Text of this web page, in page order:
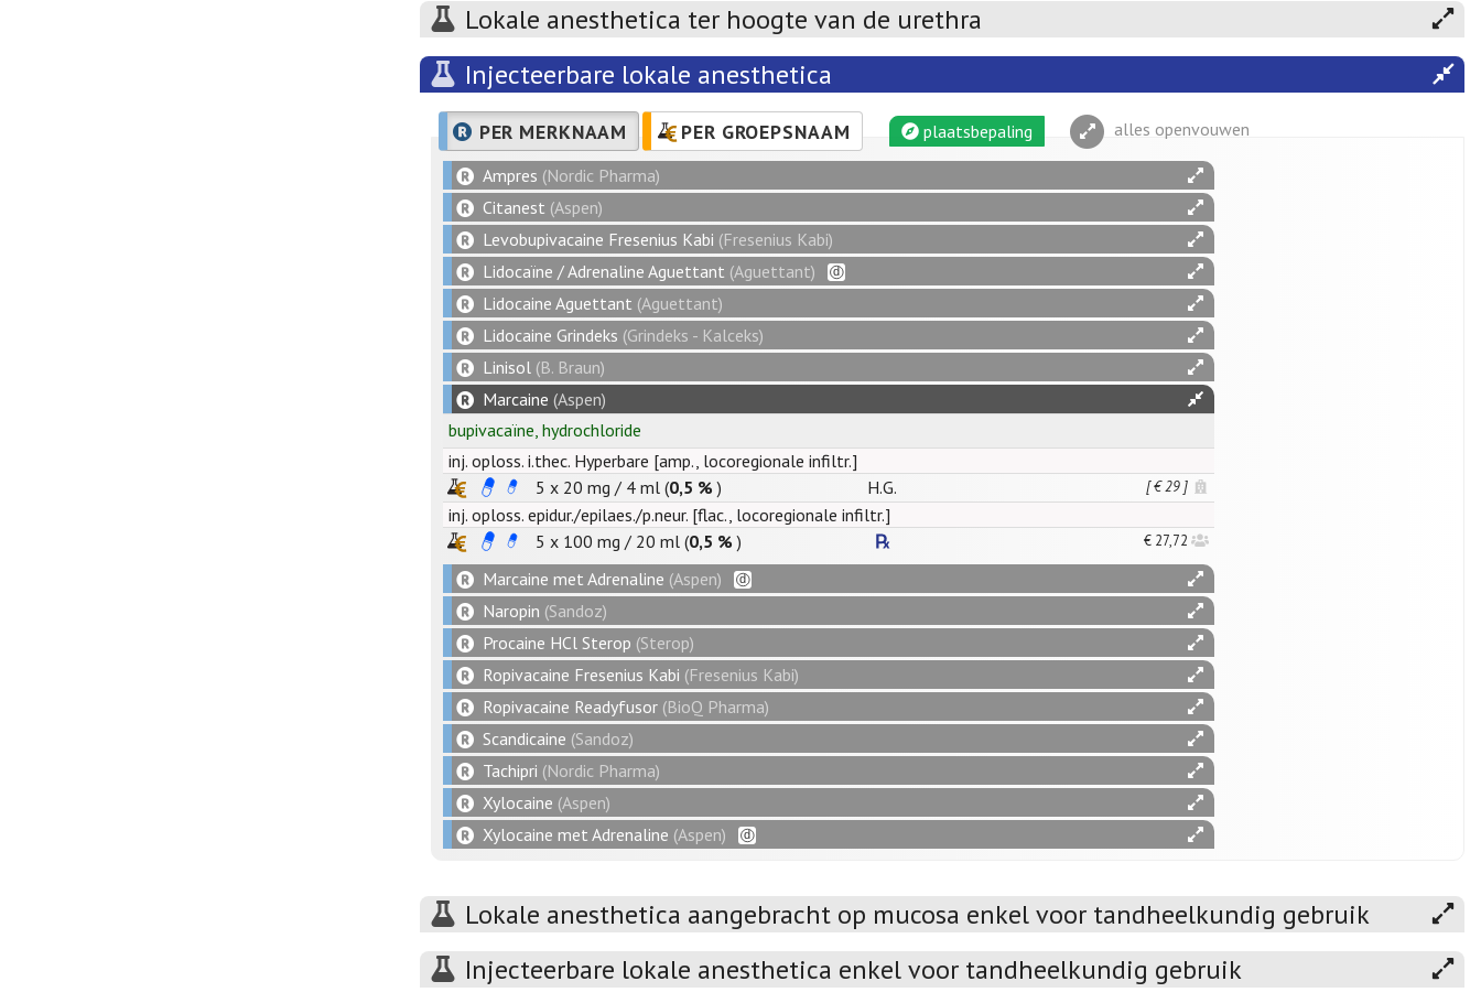
Lokale anesthetica ter hoogte van de urethra
Injecteerbare lokale anesthetica
PER MERKNAAM PER GROEPSNAAM plaatsbepaling alles openvouwen
Ampres (Nordic Pharma)
Citanest (Aspen)
Levobupivacaine Fresenius Kabi (Fresenius Kabi)
Lidocaïne / Adrenaline Aguettant (Aguettant)
Lidocaine Aguettant (Aguettant)
Lidocaine Grindeks (Grindeks - Kalceks)
Linisol (B. Braun)
Marcaine (Aspen)
bupivacaïne, hydrochloride
inj. oploss. i.thec. Hyperbare [amp., locoregionale infiltr.]
5 x 20 mg / 4 ml (0,5 % ) H.G. [ € 29 ]
inj. oploss. epidur./epilaes./p.neur. [flac., locoregionale infiltr.]
5 x 100 mg / 20 ml (0,5 % ) € 27,72
Marcaine met Adrenaline (Aspen)
Naropin (Sandoz)
Procaine HCl Sterop (Sterop)
Ropivacaine Fresenius Kabi (Fresenius Kabi)
Ropivacaine Readyfusor (BioQ Pharma)
Scandicaine (Sandoz)
Tachipri (Nordic Pharma)
Xylocaine (Aspen)
Xylocaine met Adrenaline (Aspen)
Lokale anesthetica aangebracht op mucosa enkel voor tandheelkundig gebruik
Injecteerbare lokale anesthetica enkel voor tandheelkundig gebruik